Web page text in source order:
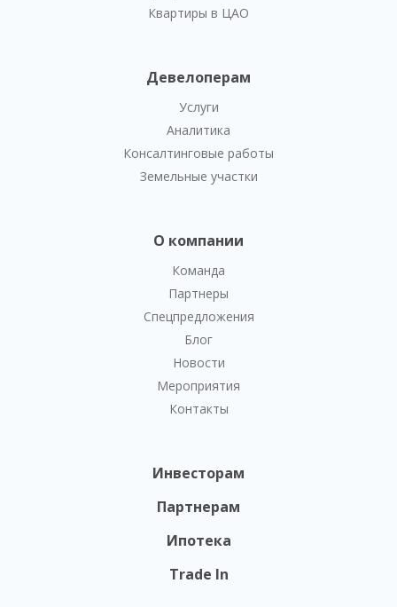
Квартиры в ЦАО
Девелоперам
Услуги
Аналитика
Консалтинговые работы
Земельные участки
О компании
Команда
Партнеры
Спецпредложения
Блог
Новости
Мероприятия
Контакты
Инвесторам
Партнерам
Ипотека
Trade In